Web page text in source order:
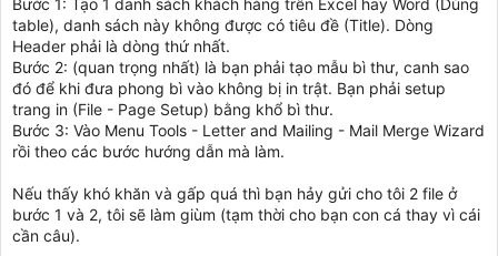
Bước 1: Tạo 1 danh sách khách hàng trên Excel hay Word (Dùng
table), danh sách này không được có tiêu đề (Title). Dòng
Header phải là dòng thứ nhất.
Bước 2: (quan trọng nhất) là bạn phải tạo mẫu bì thư, canh sao
đó để khi đưa phong bì vào không bị in trật. Bạn phải setup
trang in (File - Page Setup) bằng khổ bì thư.
Bước 3: Vào Menu Tools - Letter and Mailing - Mail Merge Wizard
rồi theo các bước hướng dẫn mà làm.
Nếu thấy khó khăn và gấp quá thì bạn hảy gửi cho tôi 2 file ở
bước 1 và 2, tôi sẽ làm giùm (tạm thời cho bạn con cá thay vì cái
cần câu).